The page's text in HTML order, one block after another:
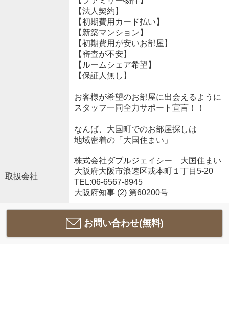
【法人契約】
【初期費用カード払い】
【新築マンション】
【初期費用が安いお部屋】
【審査が不安】
【ルームシェア希望】
【保証人無し】
お客様が希望のお部屋に出会えるように
スタッフ一同全力サポート宣言！！
なんば、大国町でのお部屋探しは
地域密着の「大国住まい」
取扱会社
株式会社ダブルジェイシー 大国住まい
大阪府大阪市浪速区戎本町１丁目5-20
TEL:06-6567-8945
大阪府知事 (2) 第60200号
お問い合わせ(無料)